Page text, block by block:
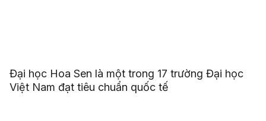
Đại học Hoa Sen là một trong 17 trường Đại học
Việt Nam đạt tiêu chuẩn quốc tế